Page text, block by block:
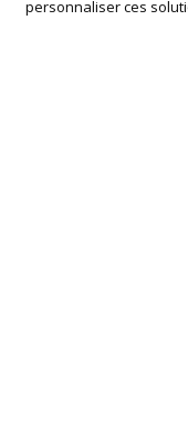
personnaliser ces